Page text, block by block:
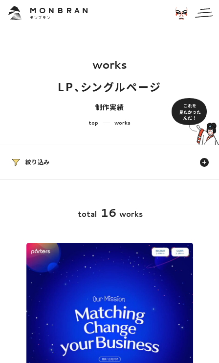
works
LP、 シングルページ
制作実績
top works
これを
見たかった
んだ！
絞り込み
業種
病院・クリニック・医療
介護・福祉
公共・行政・団体
農園・牧場
美容・健康・化粧品
税理士・法律事務所
IT・WEBマガジン・制作会社
その他
カテゴリー
すべて
コーポレート・ブランドサイト
LP、シングルページ
ECサイト
WEBメディア
total 16 works